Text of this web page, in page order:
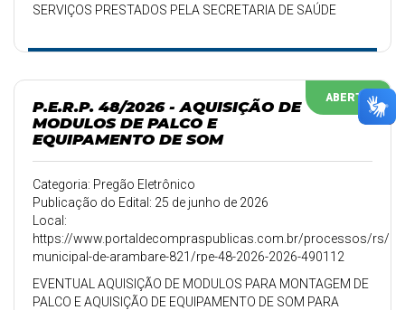
SERVIÇOS PRESTADOS PELA SECRETARIA DE SAÚDE
ABERTO
P.E.R.P. 48/2026 - AQUISIÇÃO DE
MODULOS DE PALCO E
EQUIPAMENTO DE SOM
Categoria: Pregão Eletrônico
Publicação do Edital: 25 de junho de 2026
Local:
https://www.portaldecompraspublicas.com.br/processos/rs/
municipal-de-arambare-821/rpe-48-2026-2026-490112
EVENTUAL AQUISIÇÃO DE MODULOS PARA MONTAGEM DE
PALCO E AQUISIÇÃO DE EQUIPAMENTO DE SOM PARA